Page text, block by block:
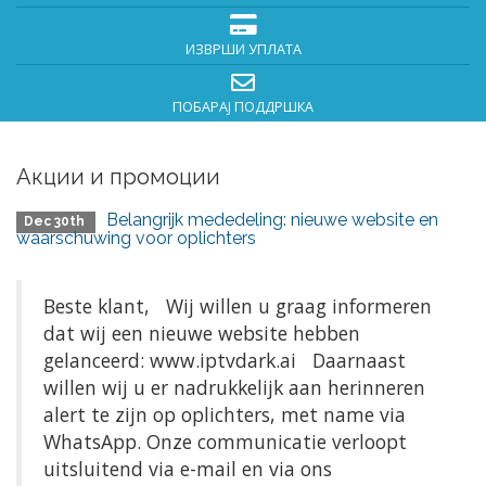
ИЗВРШИ УПЛАТА
ПОБАРАЈ ПОДДРШКА
Акции и промоции
Dec 30th
Belangrijk mededeling: nieuwe website en
waarschuwing voor oplichters
Beste klant, Wij willen u graag informeren
dat wij een nieuwe website hebben
gelanceerd: www.iptvdark.ai Daarnaast
willen wij u er nadrukkelijk aan herinneren
alert te zijn op oplichters, met name via
WhatsApp. Onze communicatie verloopt
uitsluitend via e-mail en via ons